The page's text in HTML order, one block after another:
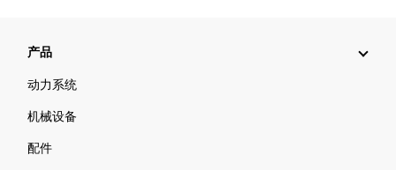
产品
动力系统
机械设备
配件